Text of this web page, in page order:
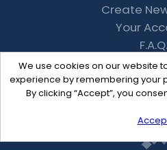
We use cookies on our website
experience by remembering your
By clicking “Accept”, you
Create
Your
F.A.Q.